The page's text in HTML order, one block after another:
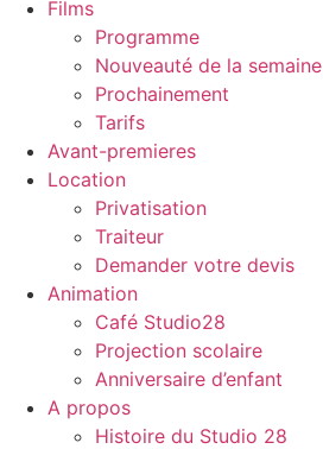
Films
Programme
Nouveauté de la semaine
Prochainement
Tarifs
Avant-premieres
Location
Privatisation
Traiteur
Demander votre devis
Animation
Café Studio28
Projection scolaire
Anniversaire d’enfant
A propos
Histoire du Studio 28